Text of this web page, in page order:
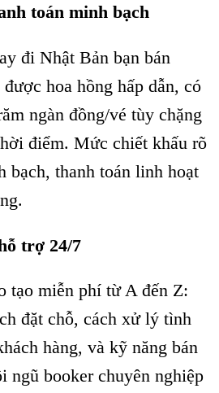
toán minh bạch
đi Nhật Bản bạn bán
hoa hồng hấp dẫn, có
ngàn đồng/vé tùy chặng
điểm. Mức chiết khấu rõ
bạch, thanh toán linh hoạt
trợ 24/7
tạo miễn phí từ A đến Z:
đặt chỗ, cách xử lý tình
hàng, và kỹ năng bán
ngũ booker chuyên nghiệp